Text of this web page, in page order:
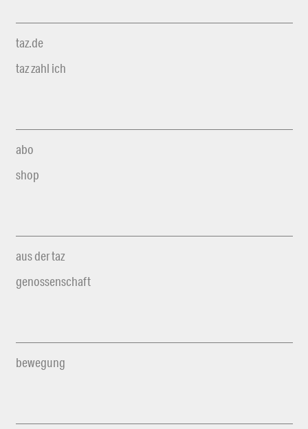
taz.de
taz zahl ich
abo
shop
aus der taz
genossenschaft
bewegung